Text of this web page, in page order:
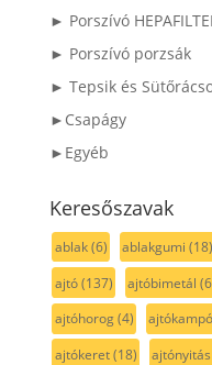
► Porszívó
► Porszívó porzsák
► Tepsik és
►Csapágy
►Egyéb
Keresőszavak
ablak(6) ablakgumi (18)
ajtó(137) ajtóbimetál
ajtóhorog(4) ajtókampó
ajtókeret(18)